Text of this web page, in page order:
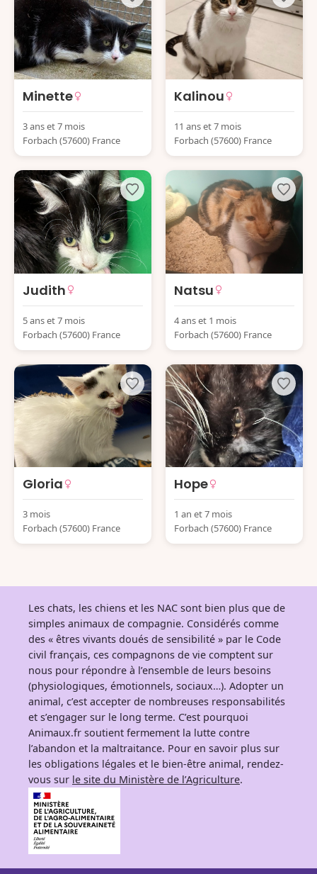
Minette
3 ans et 7 mois
Forbach (57600) France
Kalinou
11 ans et 7 mois
Forbach (57600) France
Judith
5 ans et 7 mois
Forbach (57600) France
Natsu
4 ans et 1 mois
Forbach (57600) France
Gloria
3 mois
Forbach (57600) France
Hope
1 an et 7 mois
Forbach (57600) France
Les chats, les chiens et les NAC sont bien plus que de
simples animaux de compagnie. Considérés comme
des « êtres vivants doués de sensibilité » par le Code
civil français, ces compagnons de vie comptent sur
nous pour répondre à l’ensemble de leurs besoins
(physiologiques, émotionnels, sociaux…). Adopter un
animal, c’est accepter de nombreuses responsabilités
et s’engager sur le long terme. C’est pourquoi
Animaux.fr soutient fermement la lutte contre
l’abandon et la maltraitance. Pour en savoir plus sur
les obligations légales et le bien-être animal, rendez-
vous sur le site du Ministère de l’Agriculture.